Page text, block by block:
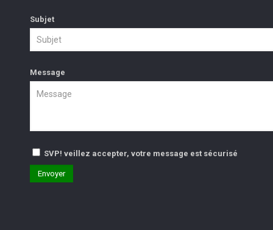
Subjet
Message
SVP! veillez accepter, votre message est sécurisé